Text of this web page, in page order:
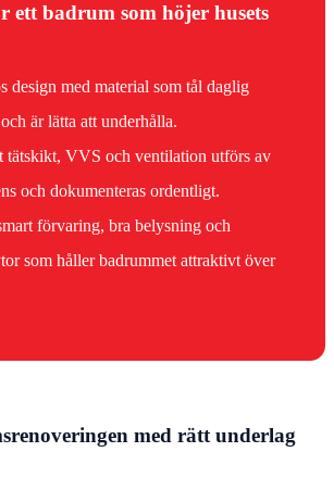
ett badrum som höjer husets
design med material som tål daglig
är lätta att underhålla.
tätskikt, VVS och ventilation utförs av
och dokumenteras ordentligt.
förvaring, bra belysning och
som håller badrummet attraktivt över
med rätt underlag